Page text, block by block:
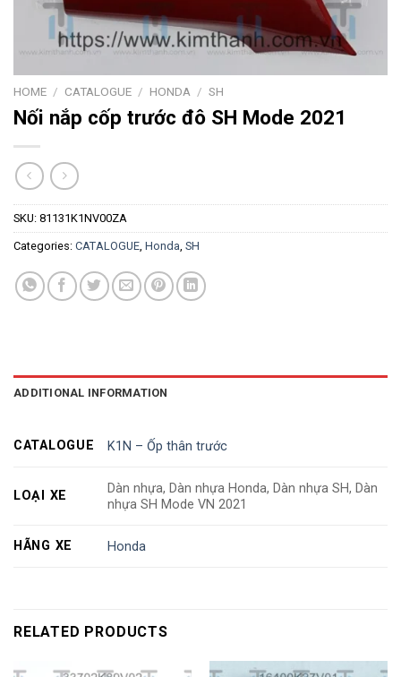
HOME / CATALOGUE / HONDA / SH
Nối nắp cốp trước đô SH Mode 2021
SKU: 81131K1NV00ZA
Categories: CATALOGUE, Honda, SH
ADDITIONAL INFORMATION
CATALOGUE K1N – Ốp thân trước
LOẠI XE
Dàn nhựa, Dàn nhựa Honda, Dàn nhựa SH, Dàn
nhựa SH Mode VN 2021
HÃNG XE Honda
RELATED PRODUCTS